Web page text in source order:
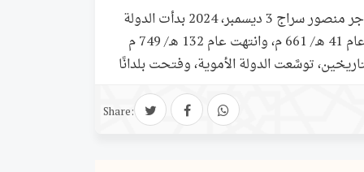
شعر الغزل في العصر الأموي هاجر منصور سراج 3 ديسمبر، 2024 بدأت الدولة
الأموية بمعاوية بن أبي سفيان عام 41 هـ/ 661 م، وانتهت عام 132 هـ/ 749 م
توسَّعت الدولة الأموية، وفتحت بلدانًا
على الدولة الإسلامية، وكان لهذه الثروة
والعلمية، والأدبية. وقد توافد الأجانب
Share: